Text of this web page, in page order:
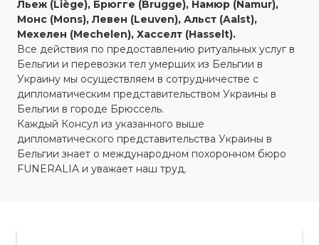
Льеж (Liège), Брюгге (Brugge), Намюр (Namur),
Монс (Mons), Левен (Leuven), Альст (Aalst),
Мехелен (Mechelen), Хасселт (Hasselt).
Все действия по предоставлению ритуальных услуг в
Бельгии и перевозки тел умерших из Бельгии в
Украину мы осуществляем в сотрудничестве с
дипломатическим представительством Украины в
Бельгии в городе Брюссель.
Каждый Консул из указанного выше
дипломатического представительства Украины в
Бельгии знает о международном похоронном бюро
FUNERALIA и уважает наш труд.